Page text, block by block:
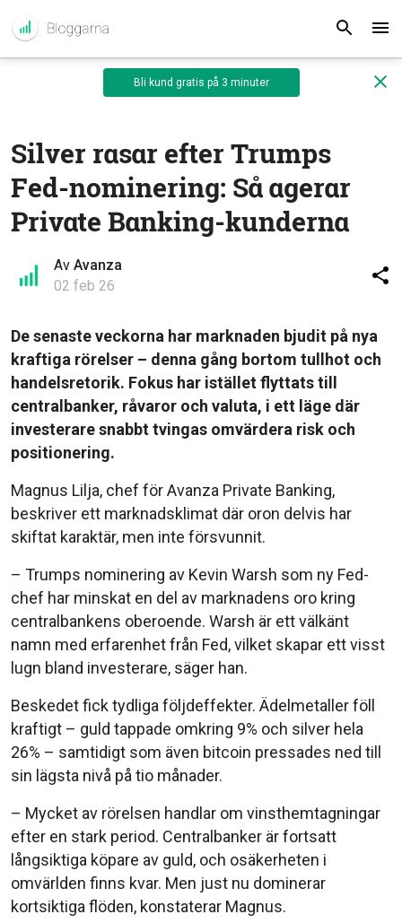
Bli kund gratis på 3 minuter
Silver rasar efter Trumps
Fed-nominering: Så agerar
Private Banking-kunderna
Av Avanza
02 feb 26
De senaste veckorna har marknaden bjudit på nya
kraftiga rörelser – denna gång bortom tullhot och
handelsretorik. Fokus har istället flyttats till
centralbanker, råvaror och valuta, i ett läge där
investerare snabbt tvingas omvärdera risk och
positionering.
Magnus Lilja, chef för Avanza Private Banking,
beskriver ett marknadsklimat där oron delvis har
skiftat karaktär, men inte försvunnit.
– Trumps nominering av Kevin Warsh som ny Fed-
chef har minskat en del av marknadens oro kring
centralbankens oberoende. Warsh är ett välkänt
namn med erfarenhet från Fed, vilket skapar ett visst
lugn bland investerare, säger han.
Beskedet fick tydliga följdeffekter. Ädelmetaller föll
kraftigt – guld tappade omkring 9% och silver hela
26% – samtidigt som även bitcoin pressades ned till
sin lägsta nivå på tio månader.
– Mycket av rörelsen handlar om vinsthemtagningar
efter en stark period. Centralbanker är fortsatt
långsiktiga köpare av guld, och osäkerheten i
omvärlden finns kvar. Men just nu dominerar
kortsiktiga flöden, konstaterar Magnus.